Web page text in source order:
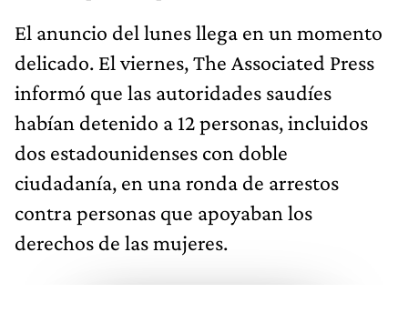
El anuncio del lunes llega en un momento
delicado. El viernes, The Associated Press
informó que las autoridades saudíes
habían detenido a 12 personas, incluidos
dos estadounidenses con doble
ciudadanía, en una ronda de arrestos
contra personas que apoyaban los
derechos de las mujeres.